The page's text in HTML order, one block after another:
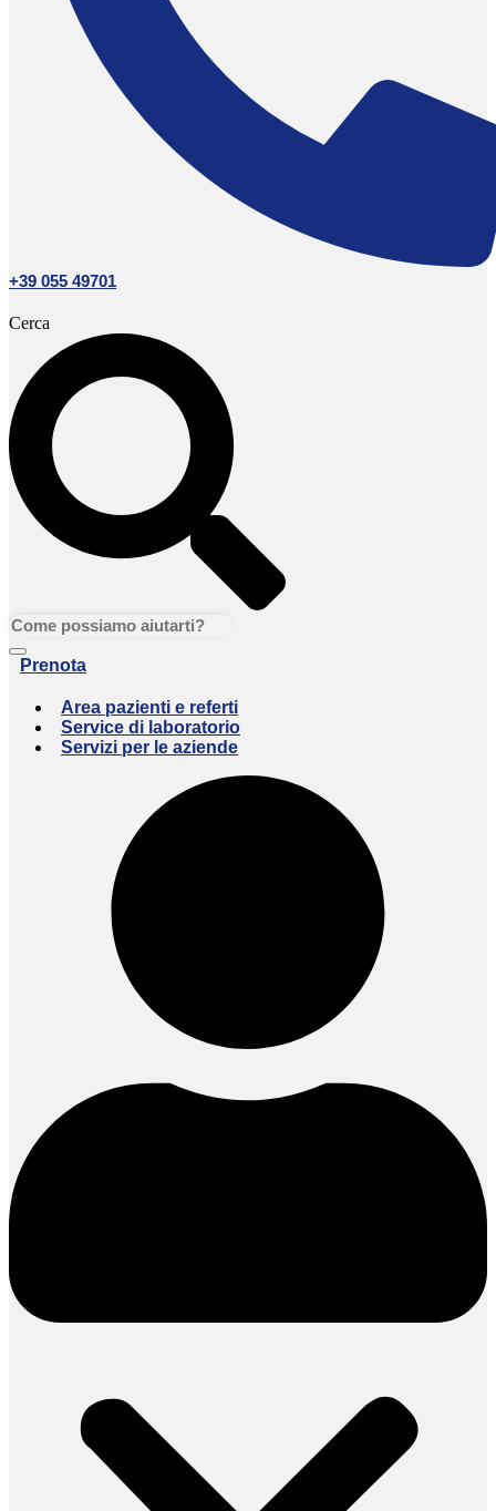
+39 055 49701
Cerca
Prenota
Area pazienti e referti
Service di laboratorio
Servizi per le aziende